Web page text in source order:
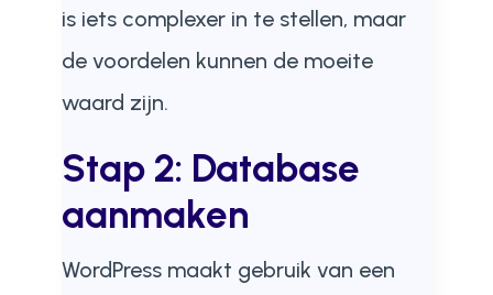
is iets complexer in te stellen, maar
de voordelen kunnen de moeite
waard zijn.
Stap 2: Database
aanmaken
WordPress maakt gebruik van een